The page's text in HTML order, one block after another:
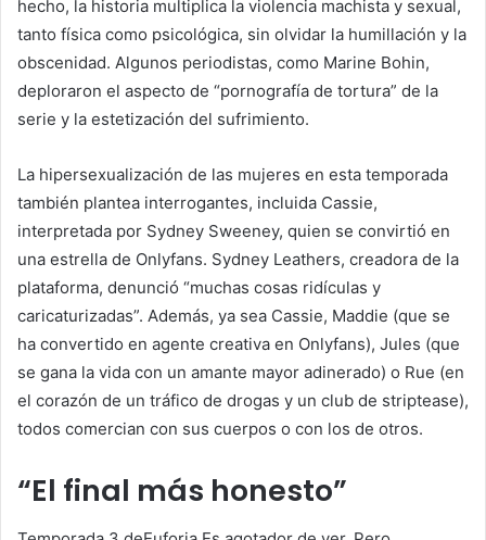
hecho, la historia multiplica la violencia machista y sexual,
tanto física como psicológica, sin olvidar la humillación y la
obscenidad. Algunos periodistas, como Marine Bohin,
deploraron el aspecto de “pornografía de tortura” de la
serie y la estetización del sufrimiento.
La hipersexualización de las mujeres en esta temporada
también plantea interrogantes, incluida Cassie,
interpretada por Sydney Sweeney, quien se convirtió en
una estrella de Onlyfans. Sydney Leathers, creadora de la
plataforma, denunció “muchas cosas ridículas y
caricaturizadas”. Además, ya sea Cassie, Maddie (que se
ha convertido en agente creativa en Onlyfans), Jules (que
se gana la vida con un amante mayor adinerado) o Rue (en
el corazón de un tráfico de drogas y un club de striptease),
todos comercian con sus cuerpos o con los de otros.
“El final más honesto”